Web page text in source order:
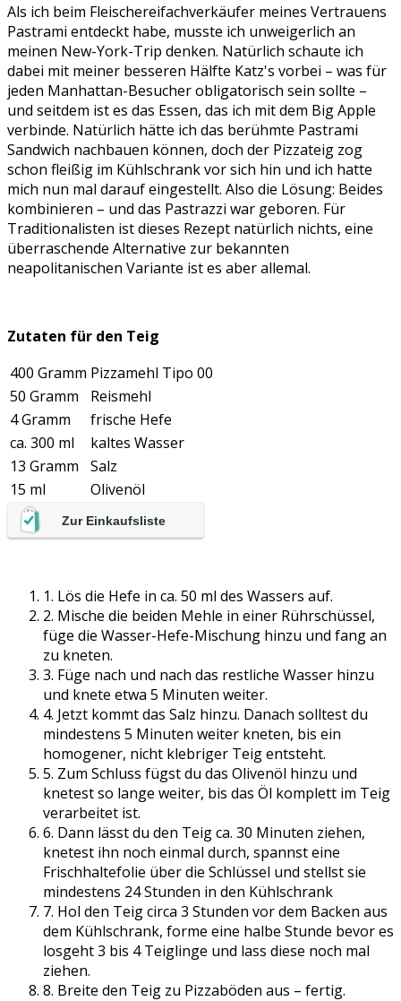
Als ich beim Fleischereifachverkäufer meines Vertrauens
Pastrami entdeckt habe, musste ich unweigerlich an
meinen New-York-Trip denken. Natürlich schaute ich
dabei mit meiner besseren Hälfte Katz's vorbei – was für
jeden Manhattan-Besucher obligatorisch sein sollte –
und seitdem ist es das Essen, das ich mit dem Big Apple
verbinde. Natürlich hätte ich das berühmte Pastrami
Sandwich nachbauen können, doch der Pizzateig zog
schon fleißig im Kühlschrank vor sich hin und ich hatte
mich nun mal darauf eingestellt. Also die Lösung: Beides
kombinieren – und das Pastrazzi war geboren. Für
Traditionalisten ist dieses Rezept natürlich nichts, eine
überraschende Alternative zur bekannten
neapolitanischen Variante ist es aber allemal.
Zutaten für den Teig
400 Gramm Pizzamehl Tipo 00
50 Gramm
Reismehl
4 Gramm
frische Hefe
ca. 300 ml
kaltes Wasser
13 Gramm
Salz
15 ml
Olivenöl
Zur Einkaufsliste
1. Lös die Hefe in ca. 50 ml des Wassers auf.
2. Mische die beiden Mehle in einer Rührschüssel,
füge die Wasser-Hefe-Mischung hinzu und fang an
zu kneten.
3. Füge nach und nach das restliche Wasser hinzu
und knete etwa 5 Minuten weiter.
4. Jetzt kommt das Salz hinzu. Danach solltest du
mindestens 5 Minuten weiter kneten, bis ein
homogener, nicht klebriger Teig entsteht.
5. Zum Schluss fügst du das Olivenöl hinzu und
knetest so lange weiter, bis das Öl komplett im Teig
verarbeitet ist.
6. Dann lässt du den Teig ca. 30 Minuten ziehen,
knetest ihn noch einmal durch, spannst eine
Frischhaltefolie über die Schlüssel und stellst sie
mindestens 24 Stunden in den Kühlschrank
7. Hol den Teig circa 3 Stunden vor dem Backen aus
dem Kühlschrank, forme eine halbe Stunde bevor es
losgeht 3 bis 4 Teiglinge und lass diese noch mal
ziehen.
8. Breite den Teig zu Pizzaböden aus – fertig.